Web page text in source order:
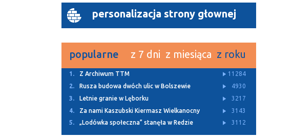
personalizacja strony głownej
popularne z 7 dni z miesiąca z roku
1. Z Archiwum TTM
11284
2.
Rusza budowa dwóch ulic w Bolszewie
4930
3.
Letnie granie w Lęborku
3217
4.
Za nami Kaszubski Kiermasz Wielkanocny
3143
5.
„Lodówka społeczna” stanęła w Redzie 3112